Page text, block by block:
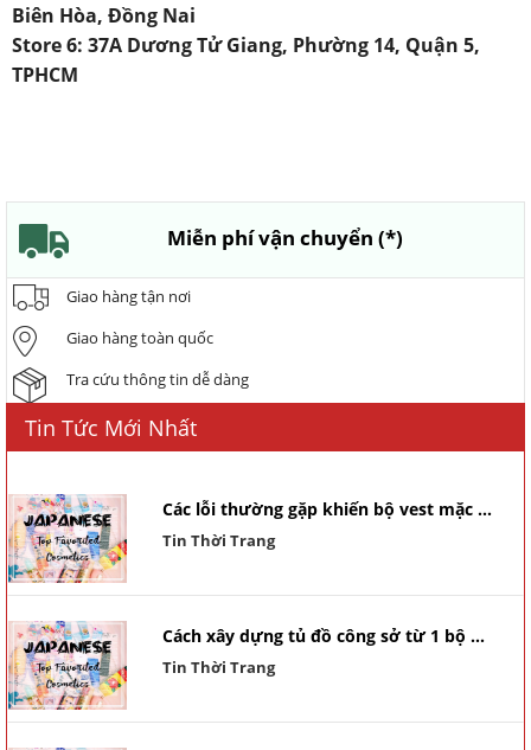
Biên Hòa, Đồng Nai
Store 6: 37A Dương Tử Giang, Phường 14, Quận 5,
TPHCM
Miễn phí vận chuyển (*)
Giao hàng tận nơi
Giao hàng toàn quốc
Tra cứu thông tin dễ dàng
Tin Tức Mới Nhất
Các lỗi thường gặp khiến bộ vest mặc ...
Tin Thời Trang
Cách xây dựng tủ đồ công sở từ 1 bộ ...
Tin Thời Trang